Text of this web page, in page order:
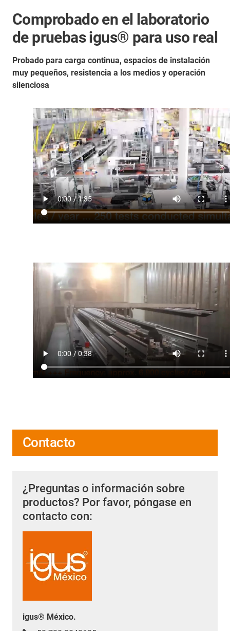
Comprobado en el laboratorio
de pruebas igus® para uso real
Probado para carga continua, espacios de instalación
muy pequeños, resistencia a los medios y operación
silenciosa
Contacto
¿Preguntas o información sobre
productos? Por favor, póngase en
contacto con:
igus® México.